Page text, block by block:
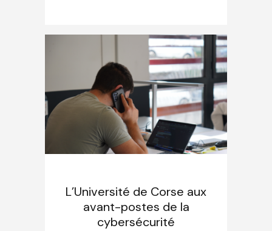
L’Université de Corse aux
avant-postes de la
cybersécurité